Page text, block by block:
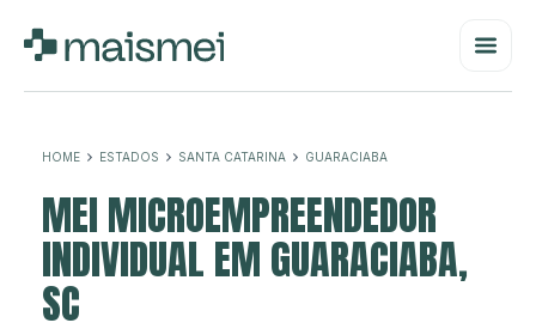
HOME ESTADOS SANTA CATARINA GUARACIABA
MEI MICROEMPREENDEDOR
INDIVIDUAL EM GUARACIABA,
SC